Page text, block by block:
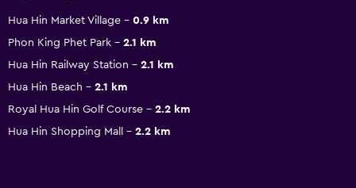
Hua Hin Market Village
0.9 km
Phon King Phet Park
2.1 km
Hua Hin Railway Station
2.1 km
Hua Hin Beach
2.1 km
Royal Hua Hin Golf Course
2.2 km
Hua Hin Shopping Mall
2.2 km